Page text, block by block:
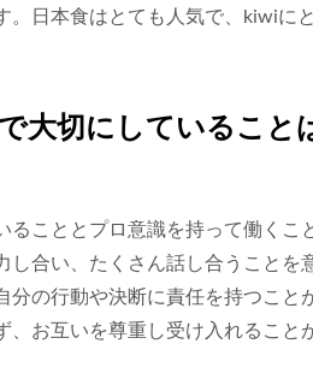
日本食はとても人気で、kiwiに
大切にしていること
ることとプロ意識を持って働くこ
し合い、たくさん話し合うことを
の行動や決断に責任を持つこと
、お互いを尊重し受け入れること